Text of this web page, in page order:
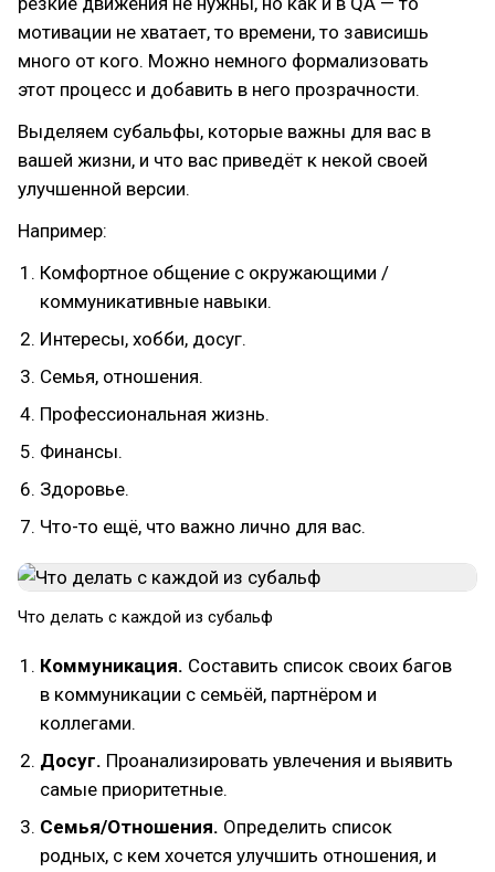
мотивации не хватает, то времени, то зависишь
много от кого. Можно немного формализовать
этот процесс и добавить в него прозрачности.
Выделяем субальфы, которые важны для вас в
вашей жизни, и что вас приведёт к некой своей
улучшенной версии.
Например:
Комфортное общение с окружающими /
коммуникативные навыки.
Интересы, хобби, досуг.
Семья, отношения.
Профессиональная жизнь.
Финансы.
Здоровье.
Что-то ещё, что важно лично для вас.
Что делать с каждой из субальф
Коммуникация. Составить список своих багов
в коммуникации с семьёй, партнёром и
коллегами.
Досуг. Проанализировать увлечения и выявить
самые приоритетные.
Семья/Отношения. Определить список
родных, с кем хочется улучшить отношения, и